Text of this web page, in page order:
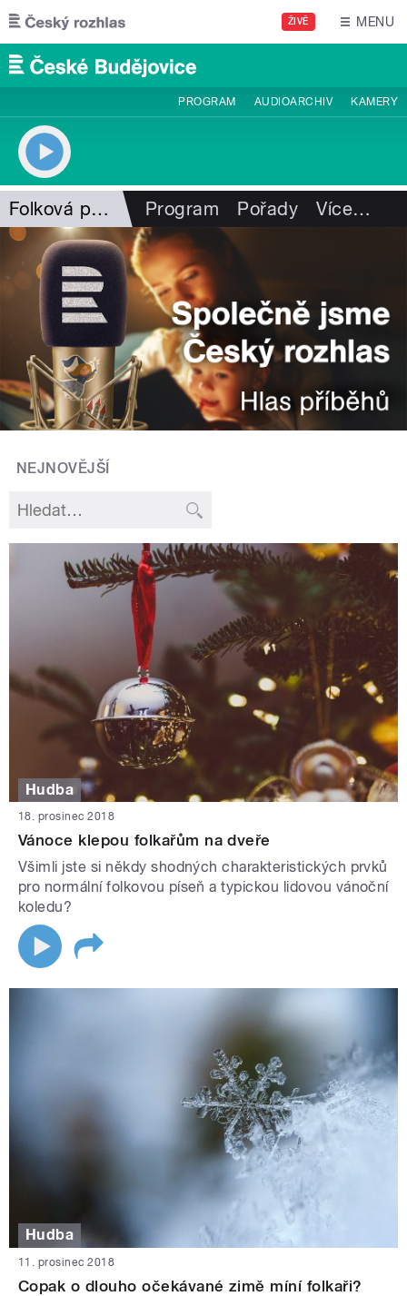
Přejít k hlavnímu obsahu
ŽIVĚ MENU
PROGRAM AUDIOARCHIV KAMERY
Folková pohlazení Program Pořady Více…
NEJNOVĚJŠÍ
Hudba
18. prosinec 2018
Vánoce klepou folkařům na dveře
Všimli jste si někdy shodných charakteristických prvků
pro normální folkovou píseň a typickou lidovou vánoční
koledu?
Hudba
11. prosinec 2018
Copak o dlouho očekávané zimě míní folkaři?